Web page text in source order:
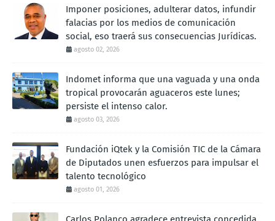
Imponer posiciones, adulterar datos, infundir
falacias por los medios de comunicación
social, eso traerá sus consecuencias Jurídicas.
agosto 02, 2026
Indomet informa que una vaguada y una onda
tropical provocarán aguaceros este lunes;
persiste el intenso calor.
agosto 03, 2026
Fundación iQtek y la Comisión TIC de la Cámara
de Diputados unen esfuerzos para impulsar el
talento tecnológico
agosto 01, 2026